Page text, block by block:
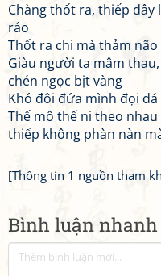
Bình luận nhanh
Chàng thốt ra, thiếp đây
ráo
Thốt ra chi mà thảm
Giàu người ta mâm
chén ngọc bịt vàng
Khó đôi đứa mình đọi
Thế mô thế ni theo
thiếp không phàn nàn
[Thông tin 1 nguồn tham